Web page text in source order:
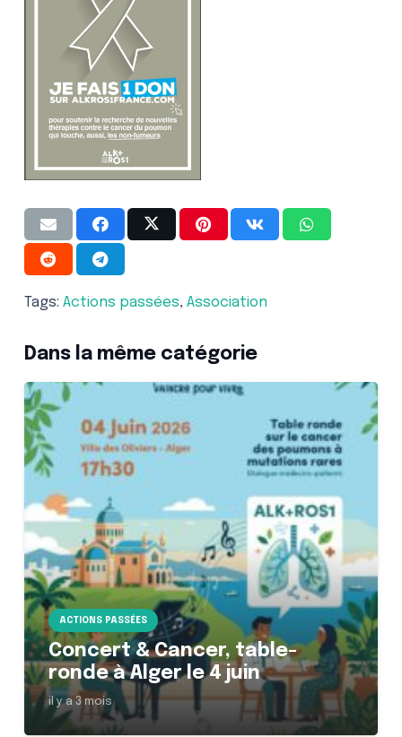
Tags: Actions passées, Association
Dans la même catégorie
ACTIONS PASSÉES
Concert & Cancer, table-
ronde à Alger le 4 juin
il y a 3 mois